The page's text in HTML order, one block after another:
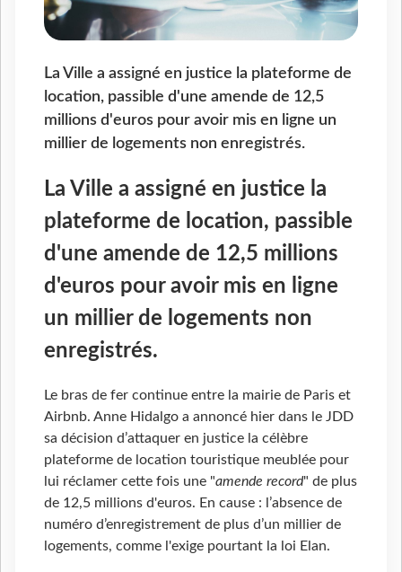
La Ville a assigné en justice la plateforme de
location, passible d'une amende de 12,5
millions d'euros pour avoir mis en ligne un
millier de logements non enregistrés.
La Ville a assigné en justice la
plateforme de location, passible
d'une amende de 12,5 millions
d'euros pour avoir mis en ligne
un millier de logements non
enregistrés.
Le bras de fer continue entre la mairie de Paris et
Airbnb. Anne Hidalgo a annoncé hier dans le JDD
sa décision d’attaquer en justice la célèbre
plateforme de location touristique meublée pour
lui réclamer cette fois une "amende record" de plus
de 12,5 millions d'euros. En cause : l’absence de
numéro d’enregistrement de plus d’un millier de
logements, comme l'exige pourtant la loi Elan.